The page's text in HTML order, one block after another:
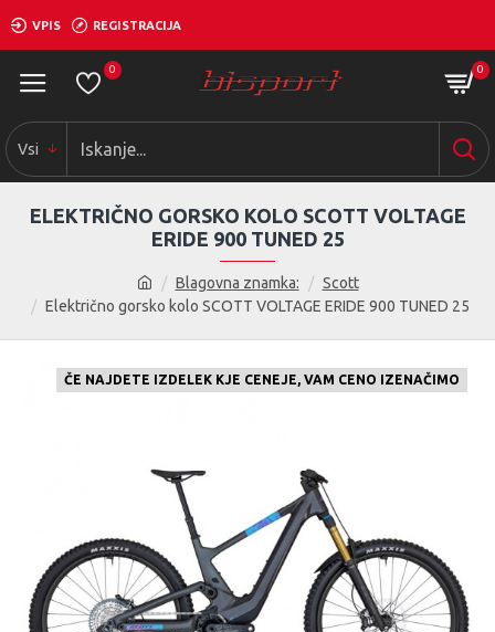
VPIS REGISTRACIJA
0 0
Vsi
Blagovna znamka:
Scott
Električno gorsko kolo SCOTT VOLTAGE ERIDE 900 TUNED 25
ELEKTRIČNO GORSKO KOLO SCOTT VOLTAGE
ERIDE 900 TUNED 25
ČE NAJDETE IZDELEK KJE CENEJE, VAM CENO IZENAČIMO